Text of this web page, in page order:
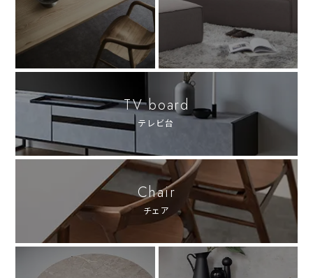
TV board
テレビ台
Chair
チェア